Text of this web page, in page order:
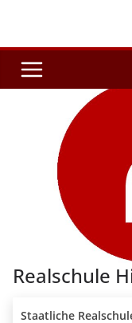
Realschule
Staatliche